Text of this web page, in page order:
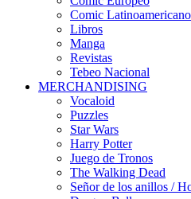
Comic Latinoamericano
Libros
Manga
Revistas
Tebeo Nacional
MERCHANDISING
Vocaloid
Puzzles
Star Wars
Harry Potter
Juego de Tronos
The Walking Dead
Señor de los anillos /